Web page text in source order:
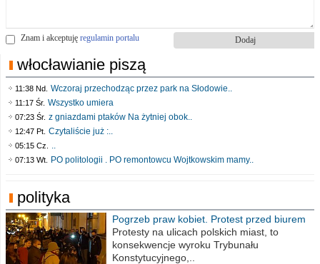
Znam i akceptuję regulamin portalu
włocławianie piszą
11:38 Nd. Wczoraj przechodząc przez park na Słodowie..
11:17 Śr. Wszystko umiera
07:23 Śr. z gniazdami ptaków Na żytniej obok..
12:47 Pt. Czytaliście już :..
05:15 Cz. ..
07:13 Wt. PO politologii . PO remontowcu Wojtkowskim mamy..
polityka
Pogrzeb praw kobiet. Protest przed biurem
poselskim PiS
Protesty na ulicach polskich miast, to
konsekwencje wyroku Trybunału
Konstytucyjnego,..